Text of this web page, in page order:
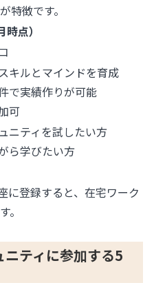
特徴です。
点）
キルとマインドを育成
で実績作りが可能
可
ニティを試したい方
ら学びたい方
に登録すると、在宅ワーク
。
ティに参加する5